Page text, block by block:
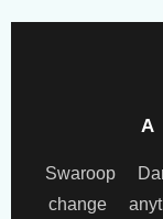
A
Swaroop
change